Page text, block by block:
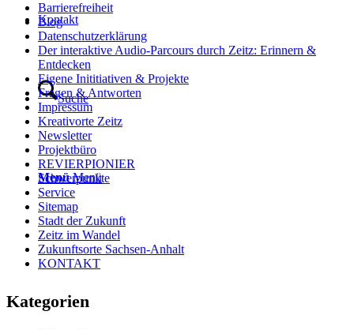
Kontakt
Suche
Menü Menü
Barrierefreiheit
Blog
Datenschutzerklärung
Der interaktive Audio-Parcours durch Zeitz: Erinnern &
Entdecken
Eigene Inititiativen & Projekte
Fragen & Antworten
Impressum
Kreativorte Zeitz
Newsletter
Projektbüro
REVIERPIONIER
Schwerpunkte
Service
Sitemap
Stadt der Zukunft
Zeitz im Wandel
Zukunftsorte Sachsen-Anhalt
KONTAKT
Kategorien